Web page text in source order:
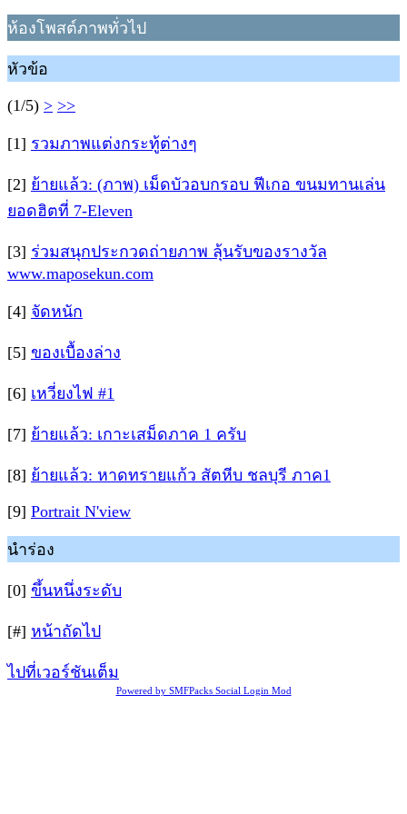
ห้องโพสต์ภาพทั่วไป
หัวข้อ
(1/5) > >>
[1] รวมภาพแต่งกระทู้ต่างๆ
[2] ย้ายแล้ว: (ภาพ) เม็ดบัวอบกรอบ ฟีเกอ ขนมทานเล่น
ยอดฮิตที่ 7-Eleven
[3] ร่วมสนุกประกวดถ่ายภาพ ลุ้นรับของรางวัล
www.maposekun.com
[4] จัดหนัก
[5] ของเบื้องล่าง
[6] เหวี่ยงไฟ #1
[7] ย้ายแล้ว: เกาะเสม็ดภาค 1 ครับ
[8] ย้ายแล้ว: หาดทรายแก้ว สัตหีบ ชลบุรี ภาค1
[9] Portrait N'view
นำร่อง
[0] ขึ้นหนึ่งระดับ
[#] หน้าถัดไป
ไปที่เวอร์ชันเต็ม
Powered by SMFPacks Social Login Mod